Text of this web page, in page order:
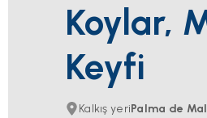
Koylar,
Keyfi
Kalkış yeriPalma de